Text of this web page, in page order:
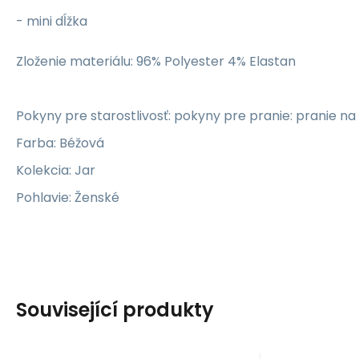
- mini dĺžka
Zloženie materiálu: 96% Polyester 4% Elastan
Pokyny pre starostlivosť: pokyny pre pranie: pranie na
Farba: Béžová
Kolekcia: Jar
Pohlavie: Ženské
Související produkty